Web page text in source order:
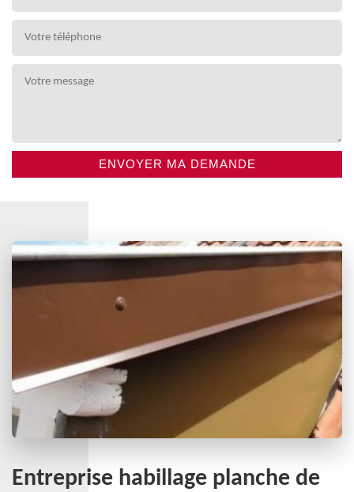
Entreprise habillage planche de